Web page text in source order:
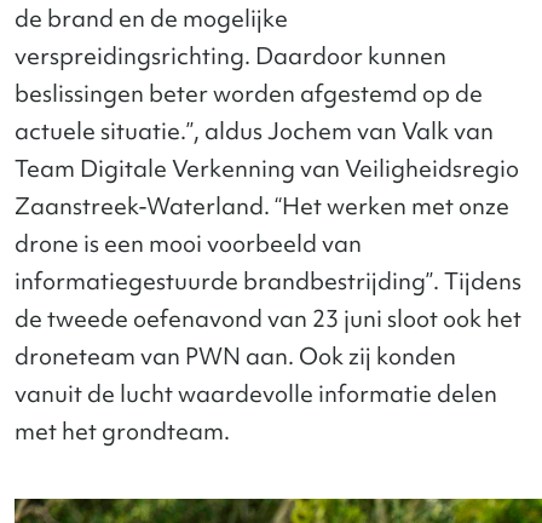
de brand en de mogelijke
verspreidingsrichting. Daardoor kunnen
beslissingen beter worden afgestemd op de
actuele situatie.”, aldus Jochem van Valk van
Team Digitale Verkenning van Veiligheidsregio
Zaanstreek-Waterland. “Het werken met onze
drone is een mooi voorbeeld van
informatiegestuurde brandbestrijding”. Tijdens
de tweede oefenavond van 23 juni sloot ook het
droneteam van PWN aan. Ook zij konden
vanuit de lucht waardevolle informatie delen
met het grondteam.